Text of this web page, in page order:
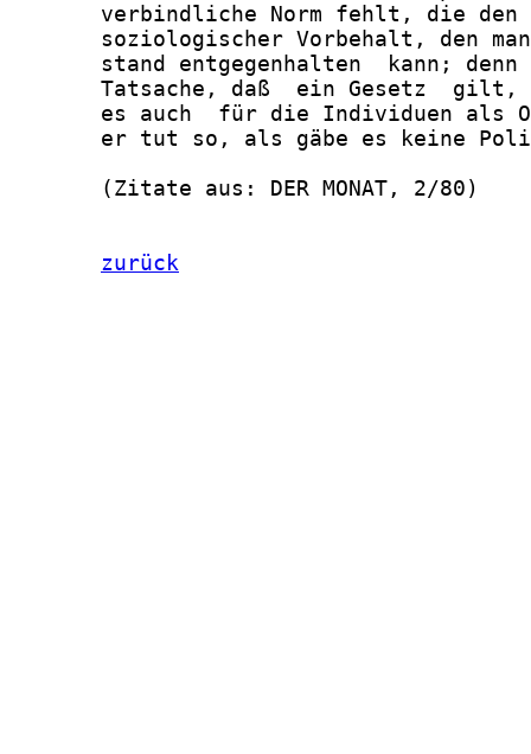
verbindliche Norm fehlt, die
soziologischer Vorbehalt, den
stand entgegenhalten  kann;
Tatsache, daß  ein Gesetz
es auch  für die Individuen als
er tut so, als gäbe es keine
       (Zitate aus: DER MONAT, 2/80)
zurück